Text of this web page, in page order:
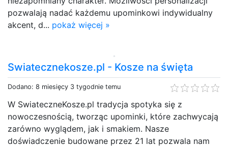
pozwalają nadać każdemu upominkowi indywidualny
akcent, d... pokaż więcej »
Swiatecznekosze.pl - Kosze na święta
Dodano: 8 miesięcy 3 tygodnie temu
W SwiateczneKosze.pl tradycja spotyka się z
nowoczesnością, tworząc upominki, które zachwycają
zarówno wyglądem, jak i smakiem. Nasze
doświadczenie budowane przez 21 lat pozwala nam